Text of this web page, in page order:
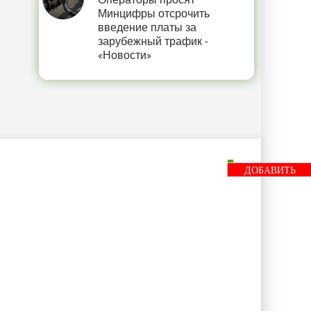
Минцифры отсрочить
введение платы за
зарубежный трафик -
«Новости»
ДОБАВИТЬ